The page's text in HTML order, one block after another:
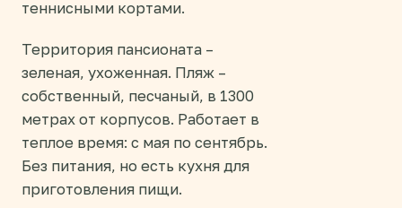
теннисными кортами.
Территория пансионата –
зеленая, ухоженная. Пляж –
собственный, песчаный, в 1300
метрах от корпусов. Работает в
теплое время: с мая по сентябрь.
Без питания, но есть кухня для
приготовления пищи.